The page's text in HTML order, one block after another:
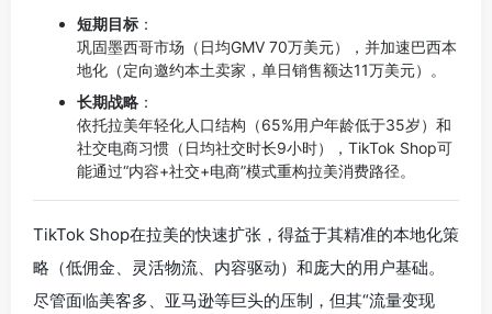
短期目标 ：
巩固墨西哥市场（日均GMV 70万美元），并加速巴西本
地化（定向邀约本土卖家，单日销售额达11万美元）。
长期战略 ：
依托拉美年轻化人口结构（65%用户年龄低于35岁）和
社交电商习惯（日均社交时长9小时），TikTok Shop可
能通过“内容+社交+电商”模式重构拉美消费路径。
TikTok Shop在拉美的快速扩张，得益于其精准的本地化策
略（低佣金、灵活物流、内容驱动）和庞大的用户基础。
尽管面临美客多、亚马逊等巨头的压制，但其“流量变现